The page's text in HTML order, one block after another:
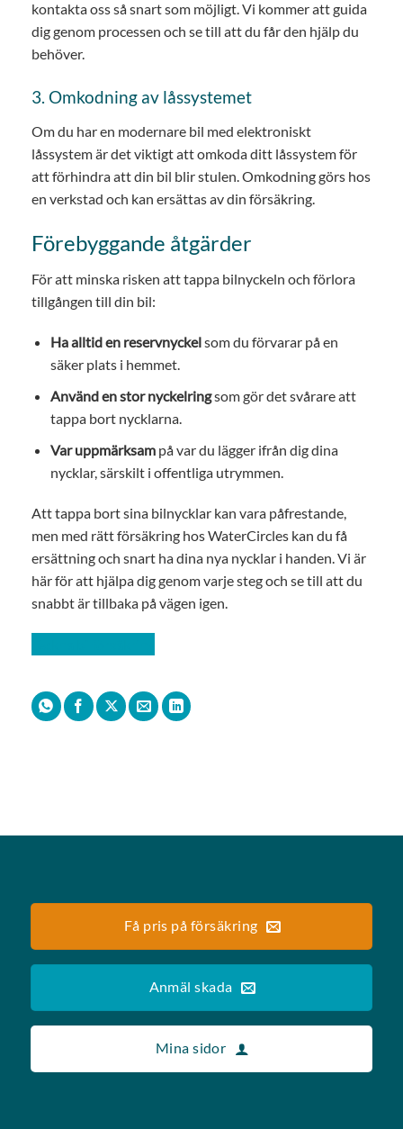
kontakta oss så snart som möjligt. Vi kommer att guida
dig genom processen och se till att du får den hjälp du
behöver.
3. Omkodning av låssystemet
Om du har en modernare bil med elektroniskt
låssystem är det viktigt att omkoda ditt låssystem för
att förhindra att din bil blir stulen. Omkodning görs hos
en verkstad och kan ersättas av din försäkring.
Förebyggande åtgärder
För att minska risken att tappa bilnyckeln och förlora
tillgången till din bil:
Ha alltid en reservnyckelsom du förvarar på en
säker plats i hemmet.
Använd en stor nyckelringsom gör det svårare att
tappa bort nycklarna.
Var uppmärksampå var du lägger ifrån dig dina
nycklar, särskilt i offentliga utrymmen.
Att tappa bort sina bilnycklar kan vara påfrestande,
men med rätt försäkring hos WaterCircles kan du få
ersättning och snart ha dina nya nycklar i handen. Vi är
här för att hjälpa dig genom varje steg och se till att du
snabbt är tillbaka på vägen igen.
Få pris på försäkring
Anmäl skada
Mina sidor